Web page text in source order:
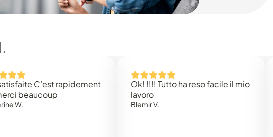
C’est rapidement
Ok! !!!! Tutto ha reso facile il mio